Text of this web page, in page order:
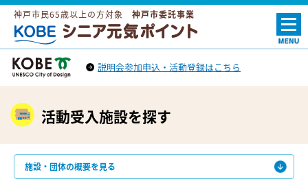
神戸市民65歳以上の方対象 神戸市委託事業
ＫＯＢＥシニア元気ポイント
神戸市トップへ
説明会参加申込・活動登録はこちら
活動受入施設を探す
施設・団体の概要を見る